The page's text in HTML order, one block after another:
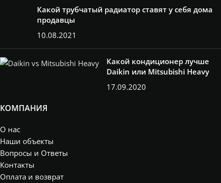
Какой трубчатый радиатор ставят у себя дома
продавцы
10.08.2021
Какой кондиционер лучше
Daikin или Mitsubishi Heavy
17.09.2020
КОМПАНИЯ
О нас
Наши объекты
Вопросы и Ответы
Контакты
Оплата и возврат